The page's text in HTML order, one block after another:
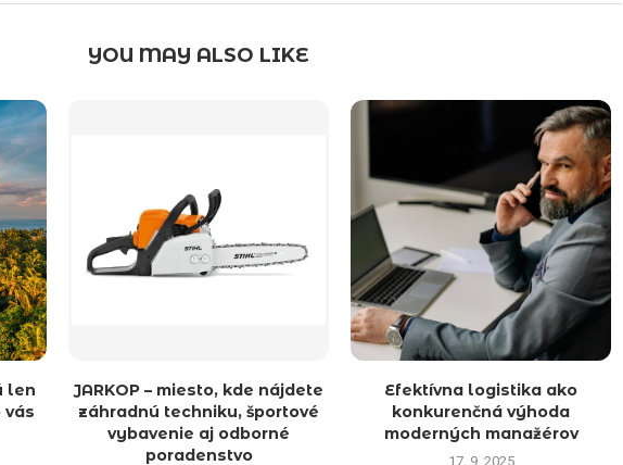
YOU MAY ALSO LIKE
len
vás
JARKOP – miesto, kde nájdete
záhradnú techniku, športové
vybavenie aj odborné
poradenstvo
Efektívna logistika ako
konkurenčná výhoda
moderných manažérov
17. 9. 2025